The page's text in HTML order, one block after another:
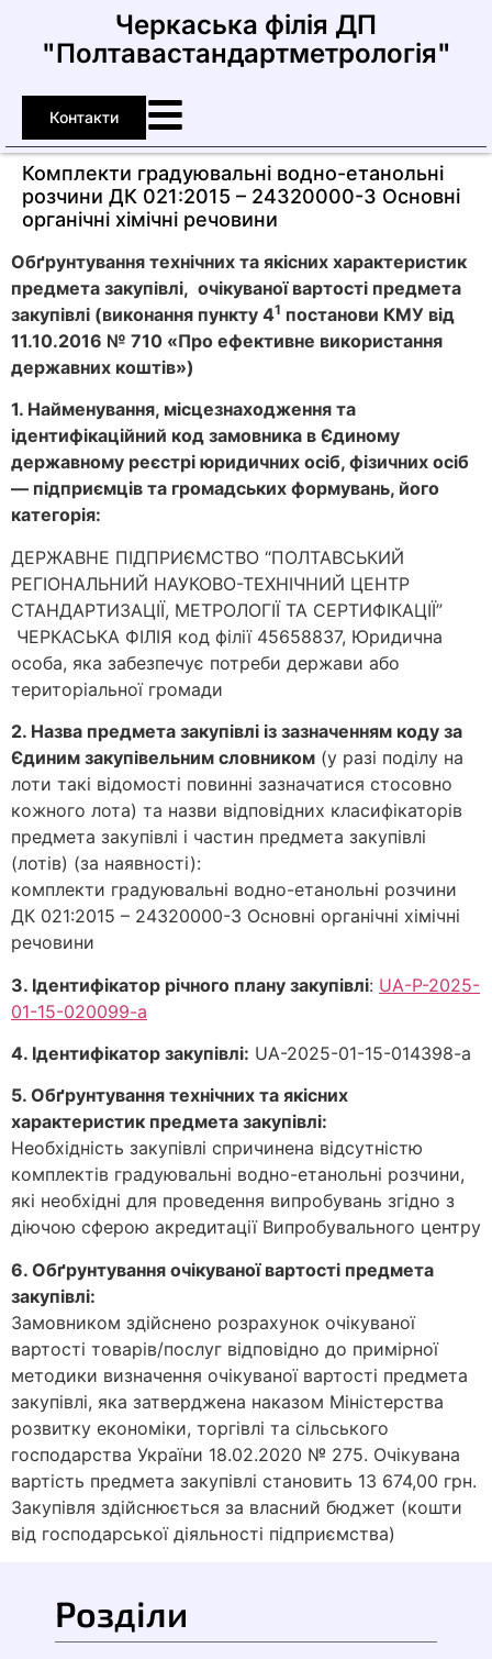
Черкаська філія ДП
"Полтавастандартметрологія"
Контакти
Комплекти градуювальні водно-етанольні
розчини ДК 021:2015 – 24320000-3 Основні
органічні хімічні речовини
Обґрунтування технічних та якісних характеристик
предмета закупівлі, очікуваної вартості предмета
закупівлі (виконання пункту 41 постанови КМУ від
11.10.2016 № 710 «Про ефективне використання
державних коштів»)
1. Найменування, місцезнаходження та
ідентифікаційний код замовника в Єдиному
державному реєстрі юридичних осіб, фізичних осіб
— підприємців та громадських формувань, його
категорія:
ДЕРЖАВНЕ ПІДПРИЄМСТВО “ПОЛТАВСЬКИЙ
РЕГІОНАЛЬНИЙ НАУКОВО-ТЕХНІЧНИЙ ЦЕНТР
СТАНДАРТИЗАЦІЇ, МЕТРОЛОГІЇ ТА СЕРТИФІКАЦІЇ”
ЧЕРКАСЬКА ФІЛІЯ код філії 45658837, Юридична
особа, яка забезпечує потреби держави або
територіальної громади
2. Назва предмета закупівлі із зазначенням коду за
Єдиним закупівельним словником (у разі поділу на
лоти такі відомості повинні зазначатися стосовно
кожного лота) та назви відповідних класифікаторів
предмета закупівлі і частин предмета закупівлі
(лотів) (за наявності):
комплекти градуювальні водно-етанольні розчини
ДК 021:2015 – 24320000-3 Основні органічні хімічні
речовини
3. Ідентифікатор річного плану закупівлі: UA-P-2025-
01-15-020099-a
4. Ідентифікатор закупівлі: UA-2025-01-15-014398-a
5. Обґрунтування технічних та якісних
характеристик предмета закупівлі:
Необхiднiсть закупiвлi спричинена відсутністю
комплектів градуювальні водно-етанольні розчини,
які необхідні для проведення випробувань згідно з
діючою сферою акредитації Випробувального центру
6. Обґрунтування очікуваної вартості предмета
закупівлі:
Замовником здійснено розрахунок очікуваної
вартості товарів/послуг відповідно до примірної
методики визначення очікуваної вартості предмета
закупівлі, яка затверджена наказом Міністерства
розвитку економіки, торгівлі та сільського
господарства України 18.02.2020 № 275. Очікувана
вартість предмета закупівлі становить 13 674,00 грн.
Закупівля здійснюється за власний бюджет (кошти
від господарської діяльності підприємства)
Розділи